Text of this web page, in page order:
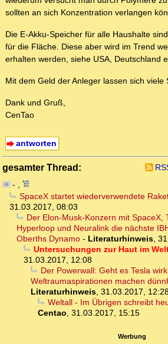
sollten an sich Konzentration verlangen
Die E-Akku-Speicher für alle Haushalte
für die Fläche. Diese aber wird im Trend
erhalten werden, siehe USA, Deutschland
Mit dem Geld der Anleger lassen sich viele
Dank und Gruß,
CenTao
antworten
gesamter Thread:
- ,
SpaceX startet wiederverwendete
31.03.2017, 08:03
Der Elon-Musk-Konzern mit SpaceX,
Hyperloop und Neuralink die nächste
Oberths Dynamo - Literaturhinweis,
Untersuchungen zur Haut im
31.03.2017, 12:08
Der Powerwall: Geht es Tesla
Weltraumaspirationen machen
Literaturhinweis, 31.03.2017,
Weltall - Im Übrigen schreibt
Centao, 31.03.2017, 15:15
Werbung